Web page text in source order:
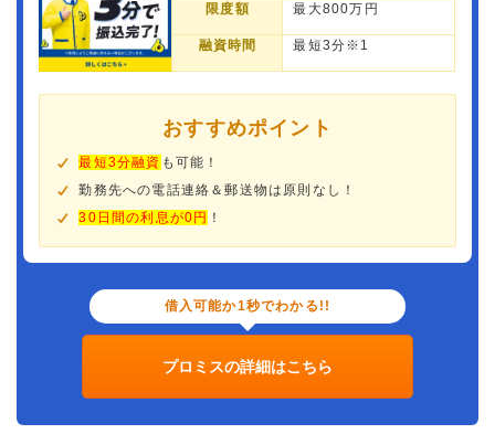
限度額 最大800万円
融資時間 最短3分※1
おすすめポイント
最短3分融資 も可能！
勤務先への電話連絡＆郵送物は原則なし！
30日間の利息が0円 ！
借入可能か1秒でわかる!!
プロミスの詳細はこちら